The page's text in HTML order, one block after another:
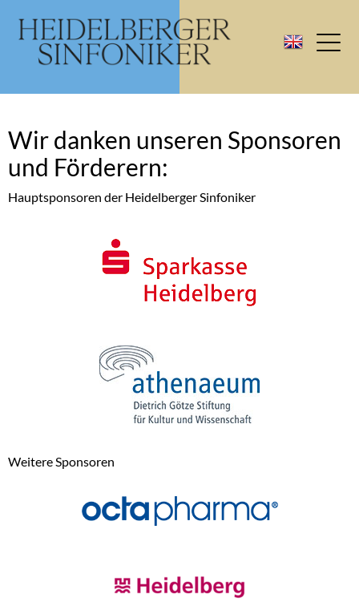
Wir danken unseren Sponsoren
und Förderern:
Hauptsponsoren der Heidelberger Sinfoniker
Weitere Sponsoren